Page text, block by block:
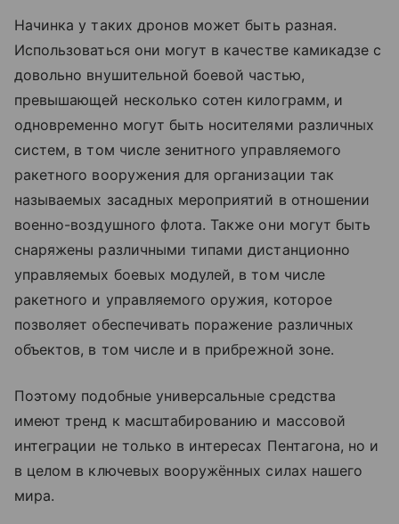
Начинка у таких дронов может быть разная.
Использоваться они могут в качестве камикадзе с
довольно внушительной боевой частью,
превышающей несколько сотен килограмм, и
одновременно могут быть носителями различных
систем, в том числе зенитного управляемого
ракетного вооружения для организации так
называемых засадных мероприятий в отношении
военно-воздушного флота. Также они могут быть
снаряжены различными типами дистанционно
управляемых боевых модулей, в том числе
ракетного и управляемого оружия, которое
позволяет обеспечивать поражение различных
объектов, в том числе и в прибрежной зоне.
Поэтому подобные универсальные средства
имеют тренд к масштабированию и массовой
интеграции не только в интересах Пентагона, но и
в целом в ключевых вооружённых силах нашего
мира.